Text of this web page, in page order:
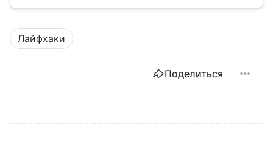
Лайфхаки
Поделиться